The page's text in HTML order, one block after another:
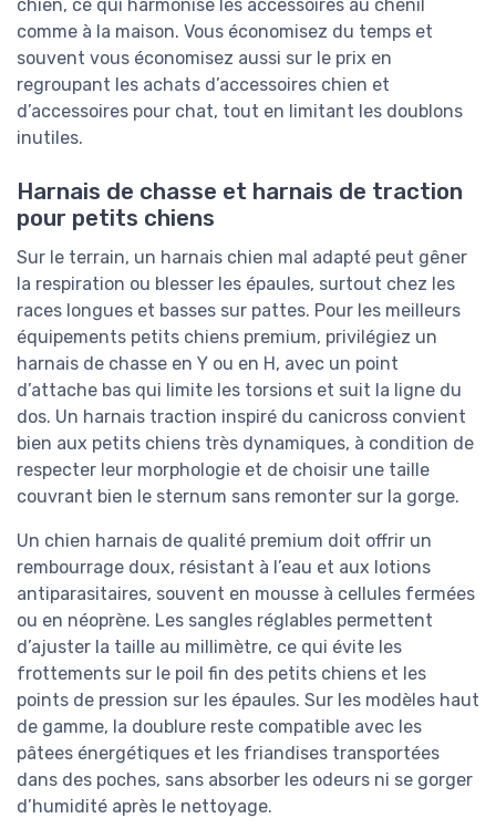
chien, ce qui harmonise les accessoires au chenil
comme à la maison. Vous économisez du temps et
souvent vous économisez aussi sur le prix en
regroupant les achats d’accessoires chien et
d’accessoires pour chat, tout en limitant les doublons
inutiles.
Harnais de chasse et harnais de traction
pour petits chiens
Sur le terrain, un harnais chien mal adapté peut gêner
la respiration ou blesser les épaules, surtout chez les
races longues et basses sur pattes. Pour les meilleurs
équipements petits chiens premium, privilégiez un
harnais de chasse en Y ou en H, avec un point
d’attache bas qui limite les torsions et suit la ligne du
dos. Un harnais traction inspiré du canicross convient
bien aux petits chiens très dynamiques, à condition de
respecter leur morphologie et de choisir une taille
couvrant bien le sternum sans remonter sur la gorge.
Un chien harnais de qualité premium doit offrir un
rembourrage doux, résistant à l’eau et aux lotions
antiparasitaires, souvent en mousse à cellules fermées
ou en néoprène. Les sangles réglables permettent
d’ajuster la taille au millimètre, ce qui évite les
frottements sur le poil fin des petits chiens et les
points de pression sur les épaules. Sur les modèles haut
de gamme, la doublure reste compatible avec les
pâtees énergétiques et les friandises transportées
dans des poches, sans absorber les odeurs ni se gorger
d’humidité après le nettoyage.